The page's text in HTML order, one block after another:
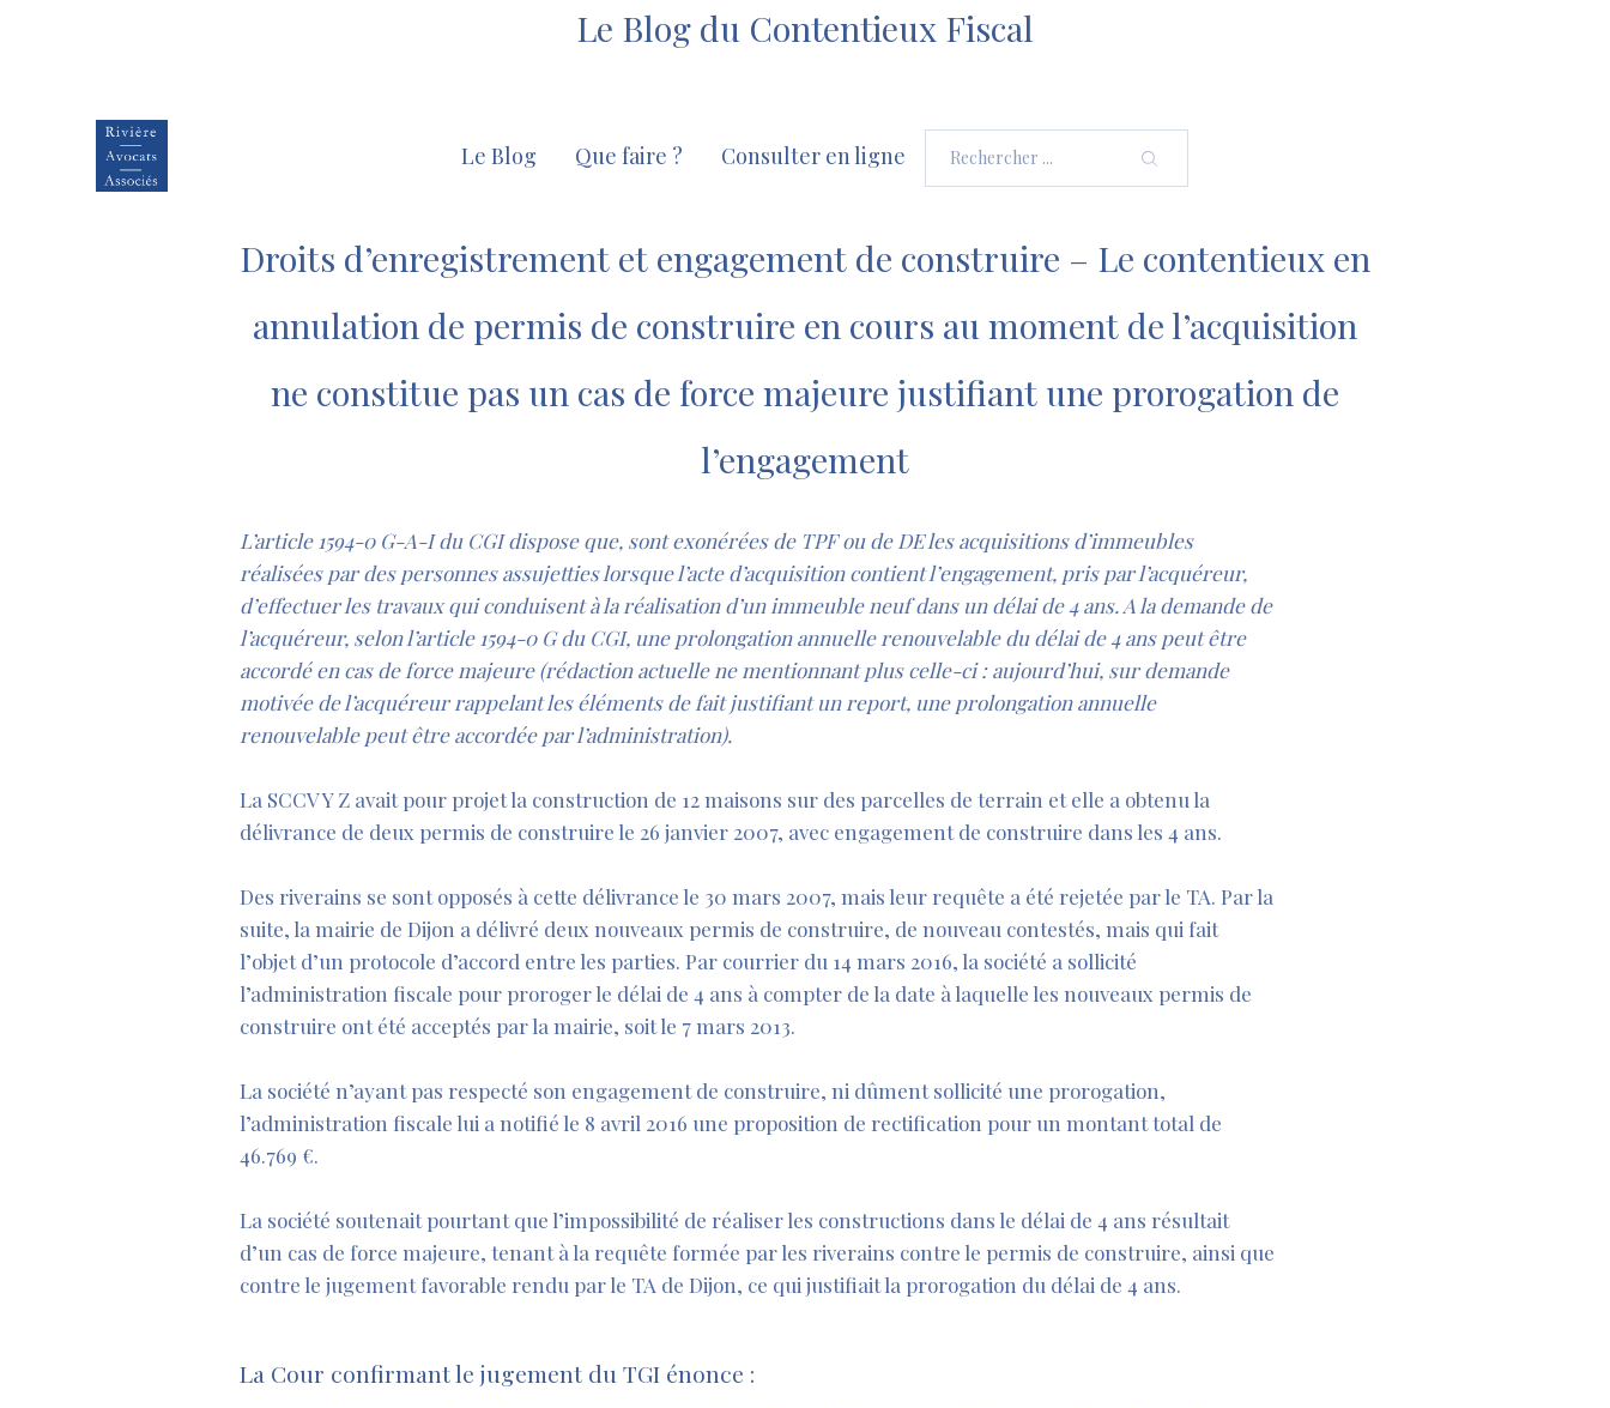
Le Blog du Contentieux Fiscal
Le Blog Que faire ? Consulter en ligne
Droits d’enregistrement et engagement de construire – Le contentieux en
annulation de permis de construire en cours au moment de l’acquisition
ne constitue pas un cas de force majeure justifiant une prorogation de
l’engagement
L’article 1594-0 G-A-I du CGI dispose que, sont exonérées de TPF ou de DE les acquisitions d’immeubles
réalisées par des personnes assujetties lorsque l’acte d’acquisition contient l’engagement, pris par l’acquéreur,
d’effectuer les travaux qui conduisent à la réalisation d’un immeuble neuf dans un délai de 4 ans. A la demande de
l’acquéreur, selon l’article 1594-0 G du CGI, une prolongation annuelle renouvelable du délai de 4 ans peut être
accordé en cas de force majeure (rédaction actuelle ne mentionnant plus celle-ci : aujourd’hui, sur demande
motivée de l’acquéreur rappelant les éléments de fait justifiant un report, une prolongation annuelle
renouvelable peut être accordée par l’administration).
La SCCV Y Z avait pour projet la construction de 12 maisons sur des parcelles de terrain et elle a obtenu la
délivrance de deux permis de construire le 26 janvier 2007, avec engagement de construire dans les 4 ans.
Des riverains se sont opposés à cette délivrance le 30 mars 2007, mais leur requête a été rejetée par le TA. Par la
suite, la mairie de Dijon a délivré deux nouveaux permis de construire, de nouveau contestés, mais qui fait
l’objet d’un protocole d’accord entre les parties. Par courrier du 14 mars 2016, la société a sollicité
l’administration fiscale pour proroger le délai de 4 ans à compter de la date à laquelle les nouveaux permis de
construire ont été acceptés par la mairie, soit le 7 mars 2013.
La société n’ayant pas respecté son engagement de construire, ni dûment sollicité une prorogation,
l’administration fiscale lui a notifié le 8 avril 2016 une proposition de rectification pour un montant total de
46.769 €.
La société soutenait pourtant que l’impossibilité de réaliser les constructions dans le délai de 4 ans résultait
d’un cas de force majeure, tenant à la requête formée par les riverains contre le permis de construire, ainsi que
contre le jugement favorable rendu par le TA de Dijon, ce qui justifiait la prorogation du délai de 4 ans.
La Cour confirmant le jugement du TGI énonce :